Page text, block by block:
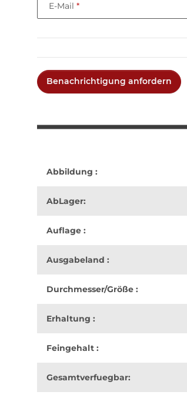
E-Mail
Benachrichtigung anfordern
Abbildung :
AbLager:
Auflage :
Ausgabeland :
Durchmesser/Größe :
Erhaltung :
Feingehalt :
Gesamtverfuegbar: